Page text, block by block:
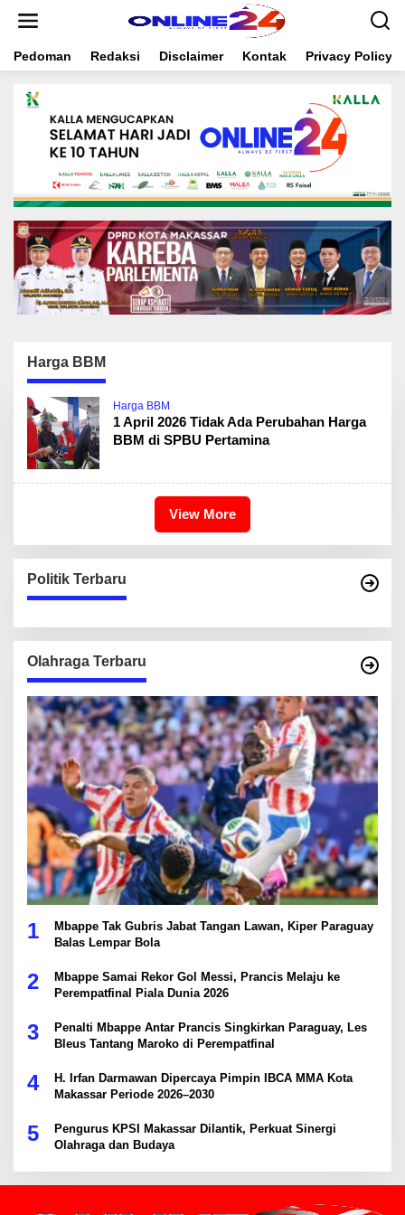
t
Pedoman Redaksi Disclaimer Kontak Privacy Policy
Harga BBM
Harga BBM
1 April 2026 Tidak Ada Perubahan Harga
BBM di SPBU Pertamina
View More
Politik Terbaru
Olahraga Terbaru
1
Mbappe Tak Gubris Jabat Tangan Lawan, Kiper Paraguay
Balas Lempar Bola
2
Mbappe Samai Rekor Gol Messi, Prancis Melaju ke
Perempatfinal Piala Dunia 2026
3
Penalti Mbappe Antar Prancis Singkirkan Paraguay, Les
Bleus Tantang Maroko di Perempatfinal
4
H. Irfan Darmawan Dipercaya Pimpin IBCA MMA Kota
Makassar Periode 2026–2030
5
Pengurus KPSI Makassar Dilantik, Perkuat Sinergi
Olahraga dan Budaya